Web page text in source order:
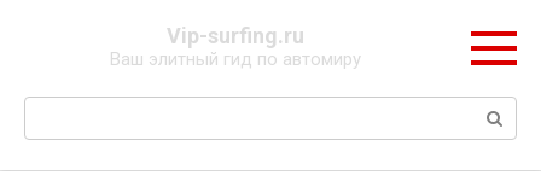
Vip-surfing.ru
Ваш элитный гид по автомиру
Поиск: